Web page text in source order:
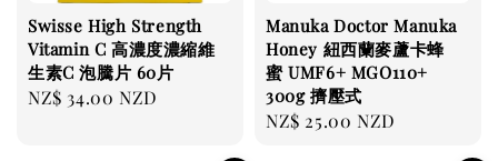
Swisse High Strength
Vitamin C 高濃度濃縮維
生素C 泡騰片 60片
Regular
NZ$ 34.00 NZD
Manuka Doctor Manuka
Honey 紐西蘭麥蘆卡蜂
蜜 UMF6+ MGO110+
300g 擠壓式
Regular
NZ$ 25.00 NZD